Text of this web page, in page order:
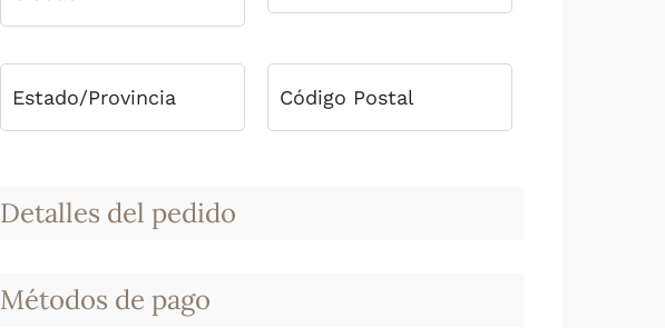
Detalles del pedido
Métodos de pago